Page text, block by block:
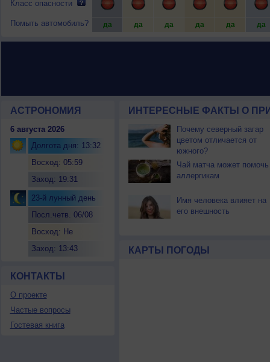
Класс опасности
Помыть автомобиль? да да да да да да
АСТРОНОМИЯ
6 августа 2026
Долгота дня: 13:32
Восход: 05:59
Заход: 19:31
23-й лунный день
Посл.четв. 06/08
Восход: Не
Заход: 13:43
КОНТАКТЫ
О проекте
Частые вопросы
Гостевая книга
ИНТЕРЕСНЫЕ ФАКТЫ О
Почему северный загар
цветом отличается от
южного?
Чай матча может помочь
аллергикам
Имя человека влияет на
его внешность
КАРТЫ ПОГОДЫ